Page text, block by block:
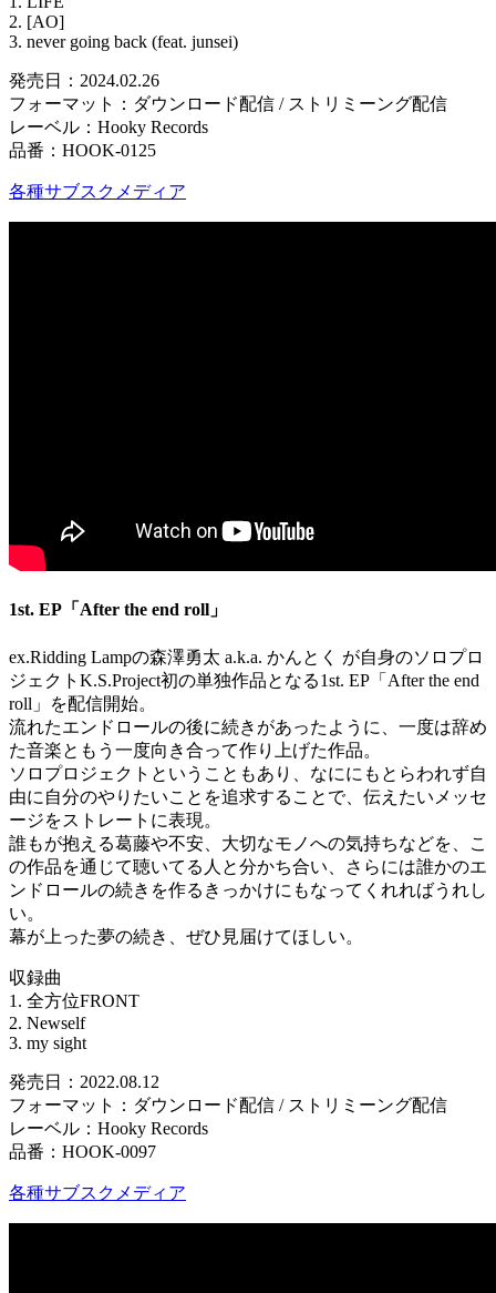
2. [AO]
3. never going back (feat. junsei)
発売日：2024.02.26
フォーマット：ダウンロード配信 / ストリミーング配信
レーベル：Hooky Records
品番：HOOK-0125
各種サブスクメディア
1st. EP「After the end roll」
ex.Ridding Lampの森澤勇太 a.k.a. かんとく が自身のソロプロ
ジェクトK.S.Project初の単独作品となる1st. EP「After the end
roll」を配信開始。
流れたエンドロールの後に続きがあったように、一度は辞め
た音楽ともう一度向き合って作り上げた作品。
ソロプロジェクトということもあり、なににもとらわれず自
由に自分のやりたいことを追求することで、伝えたいメッセ
ージをストレートに表現。
誰もが抱える葛藤や不安、大切なモノへの気持ちなどを、こ
の作品を通じて聴いてる人と分かち合い、さらには誰かのエ
ンドロールの続きを作るきっかけにもなってくれればうれし
い。
幕が上った夢の続き、ぜひ見届けてほしい。
収録曲
1. 全方位FRONT
2. Newself
3. my sight
発売日：2022.08.12
フォーマット：ダウンロード配信 / ストリミーング配信
レーベル：Hooky Records
品番：HOOK-0097
各種サブスクメディア